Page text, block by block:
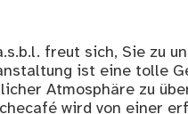
freut sich, Sie zu
ist eine tolle
Atmosphäre zu
wird von einer